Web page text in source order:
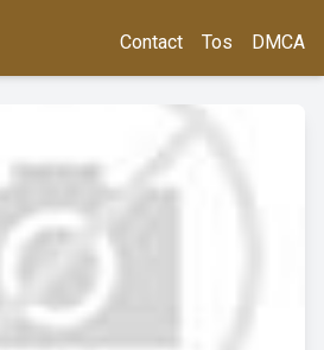
Contact Tos DMCA